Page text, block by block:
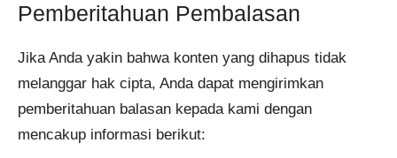
Pemberitahuan Pembalasan
Jika Anda yakin bahwa konten yang dihapus tidak
melanggar hak cipta, Anda dapat mengirimkan
pemberitahuan balasan kepada kami dengan
mencakup informasi berikut: